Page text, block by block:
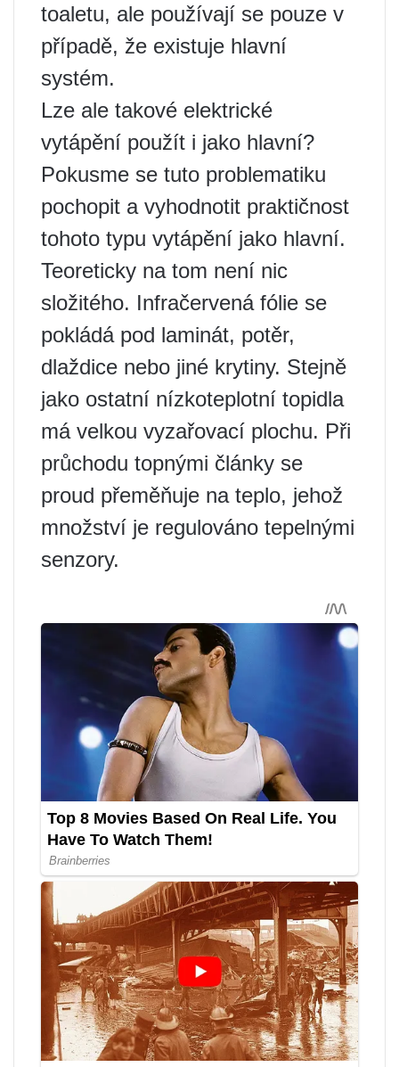
toaletu, ale používají se pouze v
případě, že existuje hlavní
systém.
Lze ale takové elektrické
vytápění použít i jako hlavní?
Pokusme se tuto problematiku
pochopit a vyhodnotit praktičnost
tohoto typu vytápění jako hlavní.
Teoreticky na tom není nic
složitého. Infračervená fólie se
pokládá pod laminát, potěr,
dlaždice nebo jiné krytiny. Stejně
jako ostatní nízkoteplotní topidla
má velkou vyzařovací plochu. Při
průchodu topnými články se
proud přeměňuje na teplo, jehož
množství je regulováno tepelnými
senzory.